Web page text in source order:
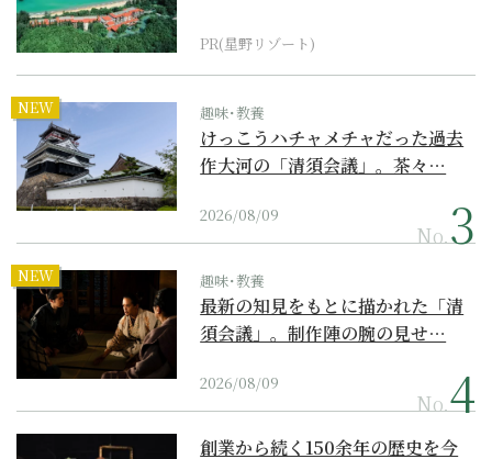
PR(星野リゾート)
NEW 趣味･教養
けっこうハチャメチャだった過去
作大河の「清須会議」。茶々…
2026/08/09
No.
NEW 趣味･教養
最新の知見をもとに描かれた「清
須会議」。制作陣の腕の見せ…
2026/08/09
No.
創業から続く150余年の歴史を今